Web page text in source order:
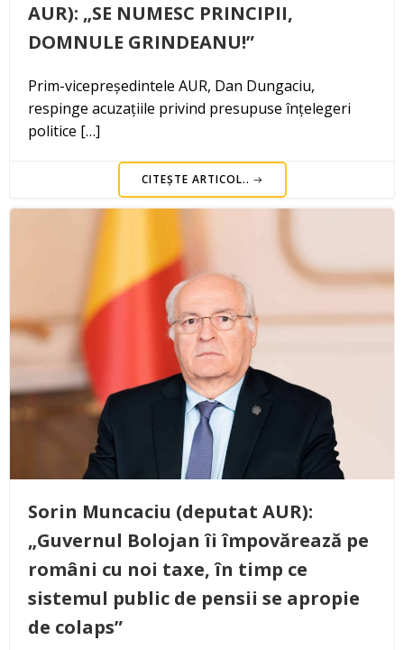
AUR): „SE NUMESC PRINCIPII,
DOMNULE GRINDEANU!”
Prim-vicepreședintele AUR, Dan Dungaciu,
respinge acuzațiile privind presupuse înțelegeri
politice […]
CITEȘTE ARTICOL..
Sorin Muncaciu (deputat AUR):
„Guvernul Bolojan îi împovărează pe
români cu noi taxe, în timp ce
sistemul public de pensii se apropie
de colaps”